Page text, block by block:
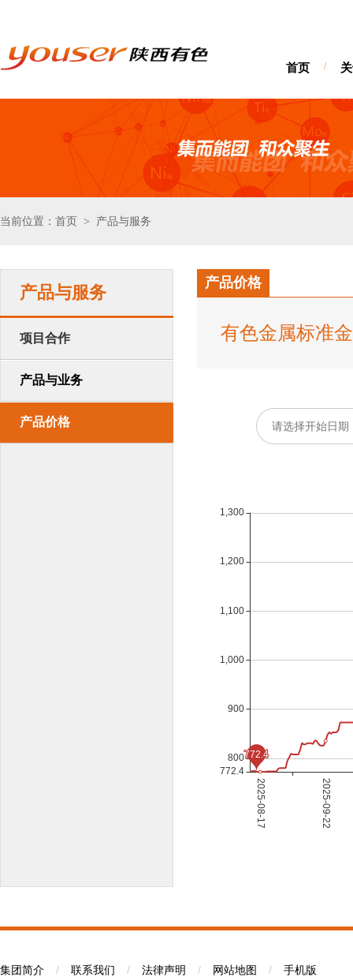
首页 /
当前位置：首页 > 产品与服务
产品与服务
项目合作
产品与业务
产品价格
产品价格
有色金属标准
集团简介 / 联系我们 / 法律声明 / 网站地图 / 手机版